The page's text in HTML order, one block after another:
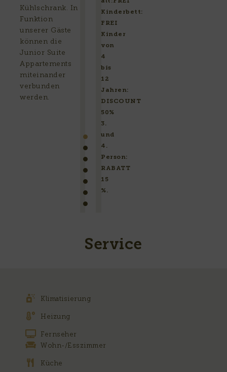
Kühlschrank. In
Funktion
unserer Gäste
können die
Junior Suite
Appartements
miteinander
verbunden
werden.
Kinderbett:
FREI
Kinder
von
4
bis
12
Jahren:
DISCOUNT
50%
3.
und
4.
Person:
RABATT
15
%.
Service
Klimatisierung
Heizung
Fernseher
Wohn-/Esszimmer
Küche